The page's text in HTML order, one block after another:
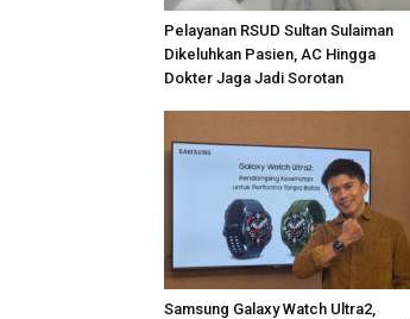
Pelayanan RSUD Sultan Sulaiman
Dikeluhkan Pasien, AC Hingga
Dokter Jaga Jadi Sorotan
Samsung Galaxy Watch Ultra2,